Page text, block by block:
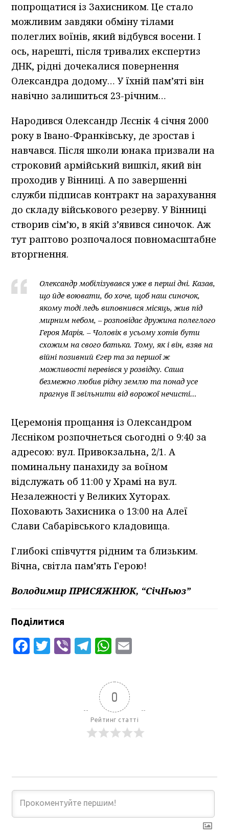
попрощатися із Захисником. Це стало
можливим завдяки обміну тілами
полеглих воїнів, який відбувся восени. І
ось, нарешті, після тривалих експертиз
ДНК, рідні дочекалися повернення
Олександра додому… У їхній пам’яті він
навічно залишиться 23-річним…
Народився Олександр Лєснік 4 січня 2000
року в Івано-Франківську, де зростав і
навчався. Після школи юнака призвали на
строковий армійський вишкіл, який він
проходив у Вінниці. А по завершенні
служби підписав контракт на зарахування
до складу військового резерву. У Вінниці
створив сім’ю, в якій з’явився синочок. Аж
тут раптово розпочалося повномасштабне
вторгнення.
Олександр мобілізувався уже в перші дні. Казав,
що йде воювати, бо хоче, щоб наш синочок,
якому тоді ледь виповнився місяць, жив під
мирним небом, – розповідає дружина полеглого
Героя Марія. – Чоловік в усьому хотів бути
схожим на свого батька. Тому, як і він, взяв на
війні позивний Єгер та за першої ж
можливості перевівся у розвідку. Саша
безмежно любив рідну землю та понад усе
прагнув її звільнити від ворожої нечисті…
Церемонія прощання із Олександром
Лєсніком розпочнеться сьогодні о 9:40 за
адресою: вул. Привокзальна, 2/1. А
поминальну панахиду за воїном
відслужать об 11:00 у Храмі на вул.
Незалежності у Великих Хуторах.
Поховають Захисника о 13:00 на Алеї
Слави Сабарівського кладовища.
Глибокі співчуття рідним та близьким.
Вічна, світла пам’ять Герою!
Володимир ПРИСЯЖНЮК, “СічНьюз”
Поділитися
Facebook
Twitter
ViberTelegram
WhatsApp
0
Рейтинг статті